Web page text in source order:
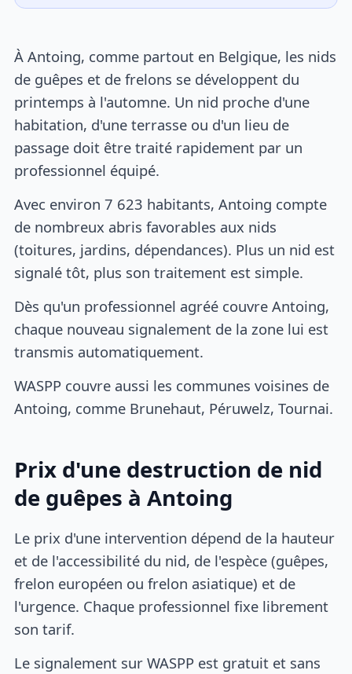
À Antoing, comme partout en Belgique, les nids
de guêpes et de frelons se développent du
printemps à l'automne. Un nid proche d'une
habitation, d'une terrasse ou d'un lieu de
passage doit être traité rapidement par un
professionnel équipé.
Avec environ 7 623 habitants, Antoing compte
de nombreux abris favorables aux nids
(toitures, jardins, dépendances). Plus un nid est
signalé tôt, plus son traitement est simple.
Dès qu'un professionnel agréé couvre Antoing,
chaque nouveau signalement de la zone lui est
transmis automatiquement.
WASPP couvre aussi les communes voisines de
Antoing, comme Brunehaut, Péruwelz, Tournai.
Prix d'une destruction de nid
de guêpes à Antoing
Le prix d'une intervention dépend de la hauteur
et de l'accessibilité du nid, de l'espèce (guêpes,
frelon européen ou frelon asiatique) et de
l'urgence. Chaque professionnel fixe librement
son tarif.
Le signalement sur WASPP est gratuit et sans